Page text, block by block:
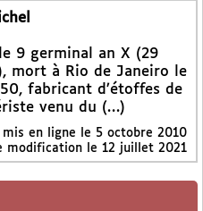
9 germinal an X (29
mort à Rio de Janeiro le
fabricant d’étoffes de
venu du (…)
en ligne le 5 octobre 2010
modification le 12 juillet 2021